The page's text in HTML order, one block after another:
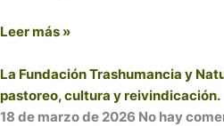
Leer más »
La Fundación Trashumancia y
pastoreo, cultura y reivindicación.
18 de marzo de 2026 No hay